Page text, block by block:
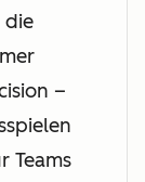
die
–
Teams